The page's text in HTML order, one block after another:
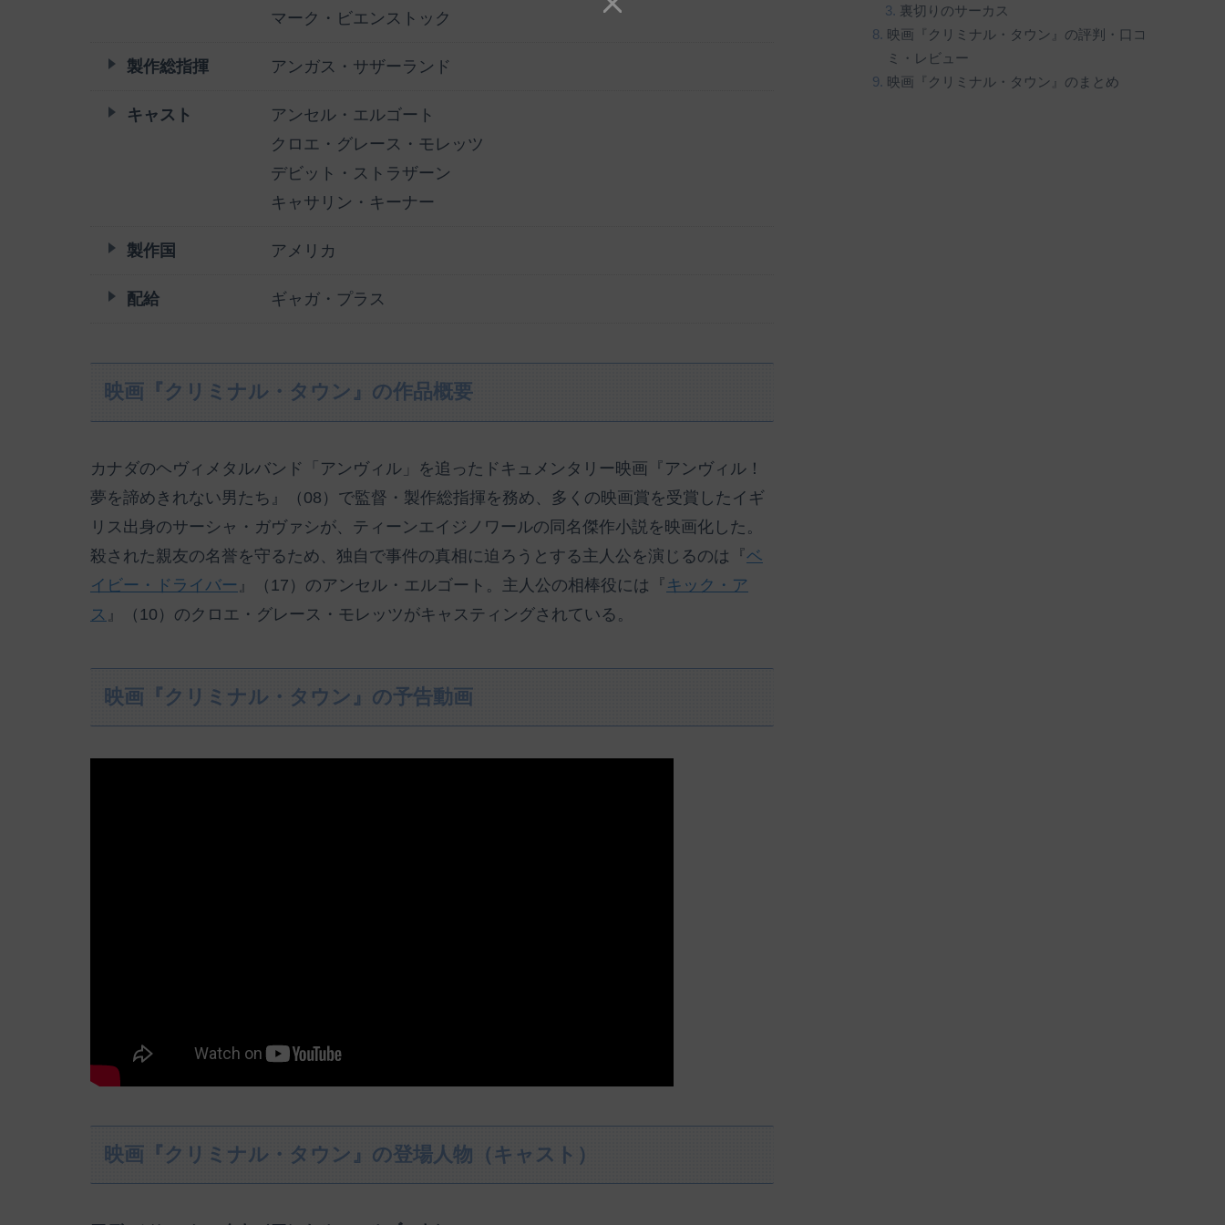
マーク・ビエンストック
製作総指揮 アンガス・サザーランド
キャスト
アンセル・エルゴート
クロエ・グレース・モレッツ
デビット・ストラザーン
キャサリン・キーナー
製作国 アメリカ
配給 ギャガ・プラス
映画『クリミナル・タウン』の作品概要
カナダのヘヴィメタルバンド「アンヴィル」を追ったドキュメンタリー映画『アンヴィル！
夢を諦めきれない男たち』（08）で監督・製作総指揮を務め、多くの映画賞を受賞したイギ
リス出身のサーシャ・ガヴァシが、ティーンエイジノワールの同名傑作小説を映画化した。
殺された親友の名誉を守るため、独自で事件の真相に迫ろうとする主人公を演じるのは『ベ
イビー・ドライバー 』（17）のアンセル・エルゴート。主人公の相棒役には『 キック・ア
ス 』（10）のクロエ・グレース・モレッツがキャスティングされている。
映画『クリミナル・タウン』の予告動画
映画『クリミナル・タウン』の登場人物（キャスト）
裏切りのサーカス
映画『クリミナル・タウン』の評判・口コ
ミ・レビュー
映画『クリミナル・タウン』のまとめ